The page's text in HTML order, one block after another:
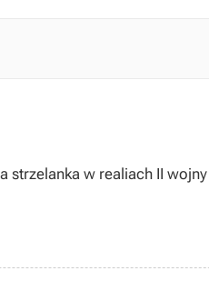
strzelanka w realiach II